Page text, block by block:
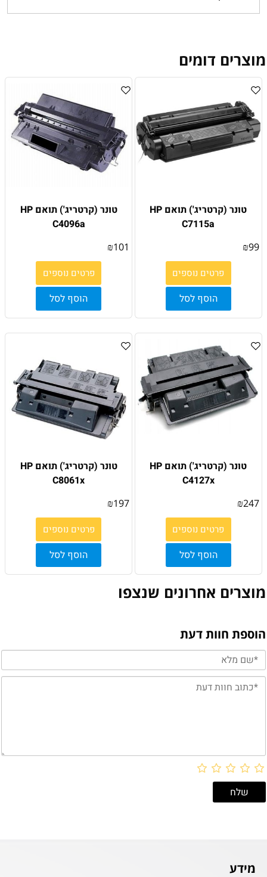
מוצרים דומים
טונר (קרטריג') תואם HP
C7115a
₪99
פרטים נוספים
הוסף לסל
טונר (קרטריג') תואם HP
C4096a
₪101
פרטים נוספים
הוסף לסל
טונר (קרטריג') תואם HP
C4127x
₪247
פרטים נוספים
הוסף לסל
טונר (קרטריג') תואם HP
C8061x
₪197
פרטים נוספים
הוסף לסל
מוצרים אחרונים שנצפו
הוספת חוות דעת
מידע